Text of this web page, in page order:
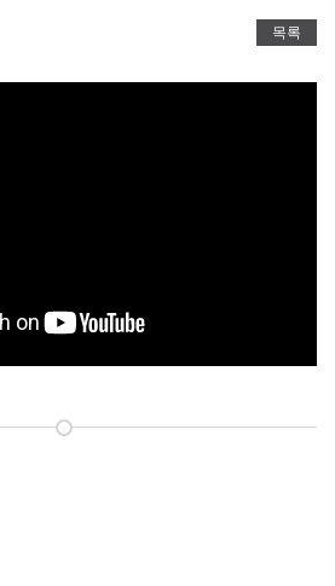
목록